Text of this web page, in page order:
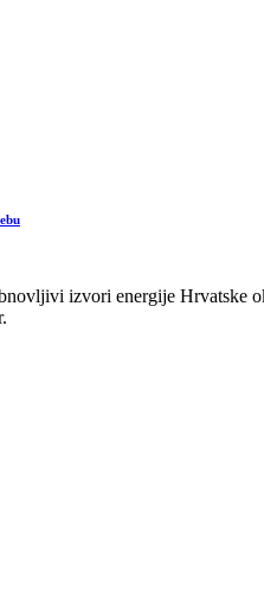
izvori energije